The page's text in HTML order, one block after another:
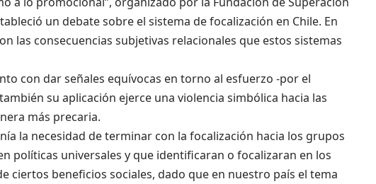
un debate sobre el sistema de focalización en Chile. En
las consecuencias subjetivas relacionales que estos sistemas
con dar señales equívocas en torno al esfuerzo -por el
su aplicación ejerce una violencia simbólica hacia las
más precaria.
la necesidad de terminar con la focalización hacia los grupos
políticas universales y que identificaran o focalizaran en los
ciertos beneficios sociales, dado que en nuestro país el tema